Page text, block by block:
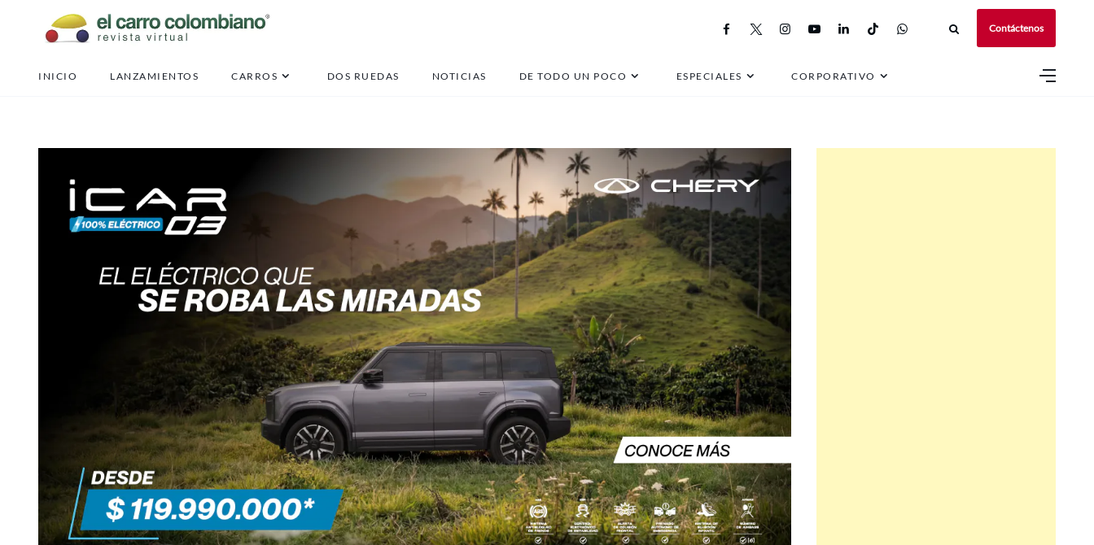
Contáctenos
INICIO LANZAMIENTOS CARROS DOS RUEDAS NOTICIAS DE TODO UN POCO ESPECIALES CORPORATIVO
ssangyong torres electrico